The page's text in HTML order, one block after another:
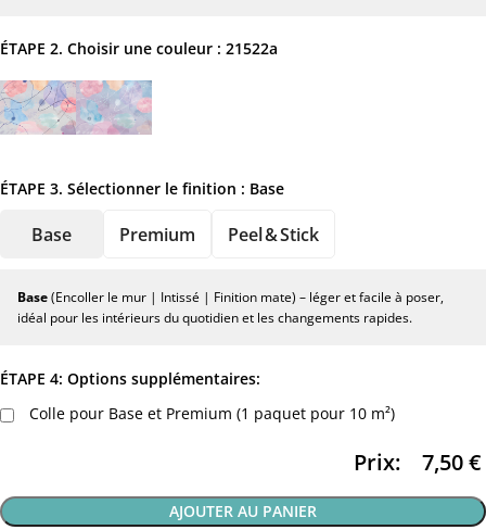
ÉTAPE 2. Choisir une couleur : 21522a
ÉTAPE 3. Sélectionner le finition : Base
Base Premium Peel & Stick
Base(Encoller le mur | Intissé | Finition mate) – léger et facile à poser,
idéal pour les intérieurs du quotidien et les changements rapides.
ÉTAPE 4: Options supplémentaires:
Colle pour Base et Premium (1 paquet pour 10 m²)
Prix: 7,50€
AJOUTER AU PANIER